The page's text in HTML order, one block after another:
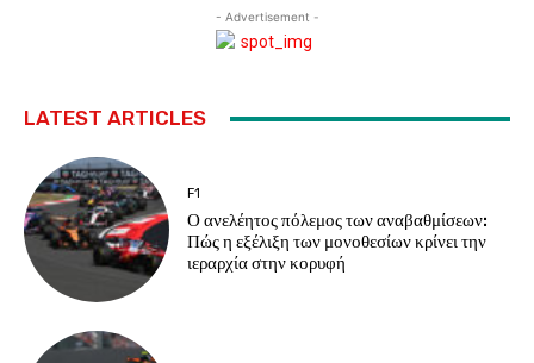
- Advertisement -
LATEST ARTICLES
F1
Ο ανελέητος πόλεμος των αναβαθμίσεων:
Πώς η εξέλιξη των μονοθεσίων κρίνει την
ιεραρχία στην κορυφή